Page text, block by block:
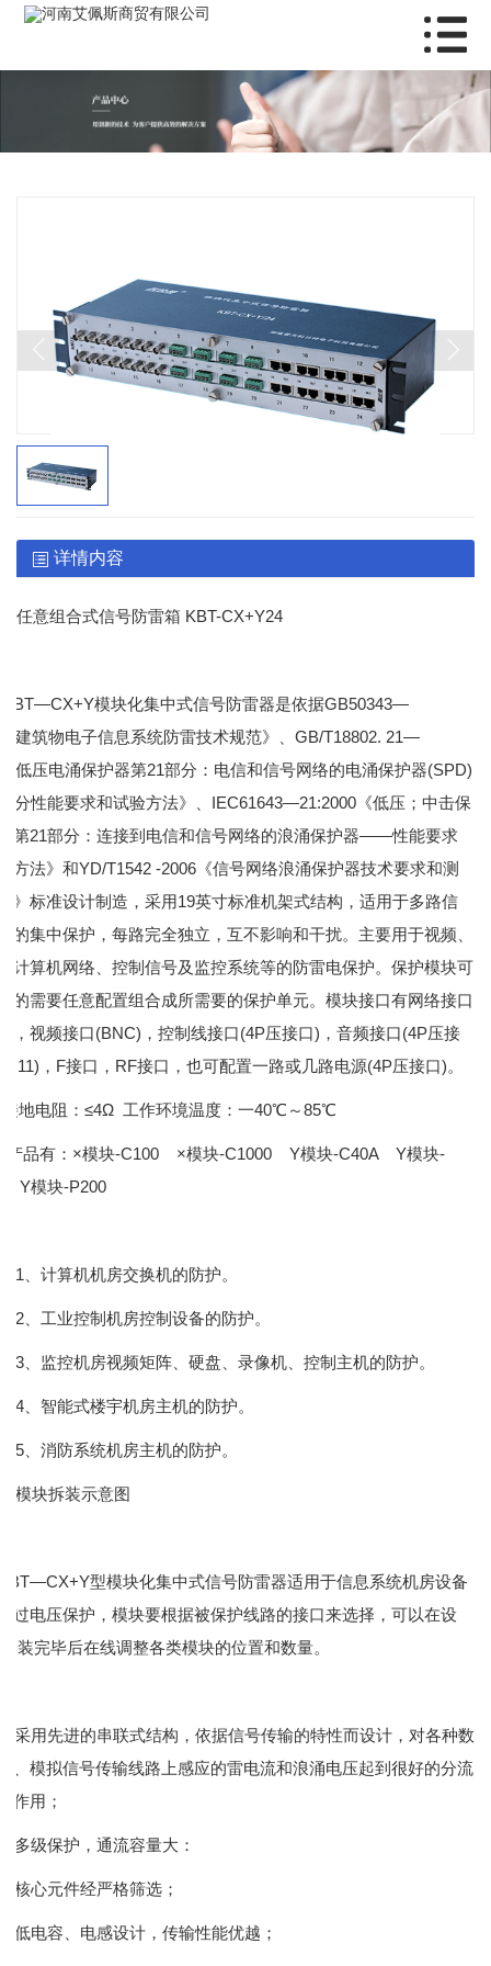
详情内容
任意组合式信号防雷箱 KBT-CX+Y24
模块化集中式信号防雷器是依据GB50343—
建筑物电子信息系统防雷技术规范》、GB/T18802. 21—
低压电涌保护器第21部分：电信和信号网络的电涌保护器(SPD)
分性能要求和试验方法》、IEC61643—21:2000《低压；中击保
第21部分：连接到电信和信号网络的浪涌保护器——性能要求
方法》和YD/T1542 -2006《信号网络浪涌保护器技术要求和测
》标准设计制造，采用19英寸标准机架式结构，适用于多路信
的集中保护，每路完全独立，互不影响和干扰。主要用于视频、
计算机网络、控制信号及监控系统等的防雷电保护。保护模块可
的需要任意配置组合成所需要的保护单元。模块接口有网络接口
，视频接口(BNC)，控制线接口(4P压接口)，音频接口(4P压接
，F接口，RF接口，也可配置一路或几路电源(4P压接口)。
接地电阻： ≤4Ω 工作环境温度：一40℃～85℃
产品有： ×模块-C100 ×模块-C1000 Y模块-C40A Y模块-
Y模块-P200
、计算机机房交换机的防护。
、工业控制机房控制设备的防护。
、监控机房视频矩阵、硬盘、录像机、控制主机的防护。
、智能式楼宇机房主机的防护。
、消防系统机房主机的防护。
块拆装示意图
型模块化集中式信号防雷器适用于信息系统机房设备
过电压保护，模块要根据被保护线路的接口来选择，可以在设
装完毕后在线调整各类模块的位置和数量。
采用先进的串联式结构，依据信号传输的特性而设计，对各种数
、模拟信号传输线路上感应的雷电流和浪涌电压起到很好的分流
作用；
多级保护，通流容量大：
核心元件经严格筛选；
低电容、电感设计，传输性能优越；